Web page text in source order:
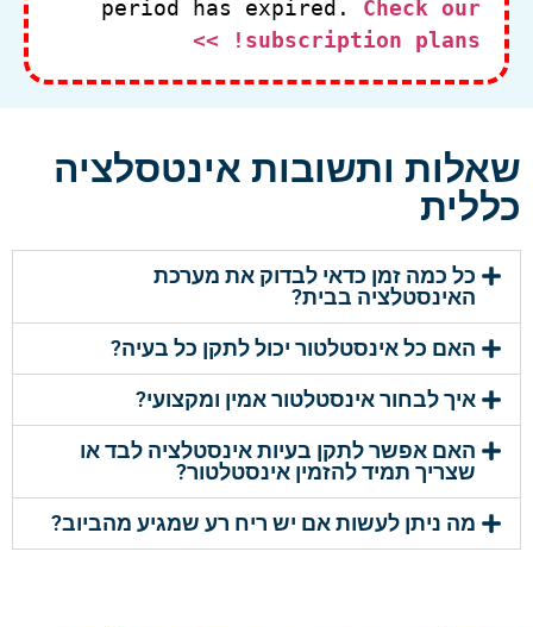
period has expired. Check our
subscription plans! >>
שאלות ותשובות אינטסלציה
כללית
כל כמה זמן כדאי לבדוק את מערכת
האינסטלציה בבית?
האם כל אינסטלטור יכול לתקן כל בעיה?
איך לבחור אינסטלטור אמין ומקצועי?
האם אפשר לתקן בעיות אינסטלציה לבד או
שצריך תמיד להזמין אינסטלטור?
מה ניתן לעשות אם יש ריח רע שמגיע מהביוב?